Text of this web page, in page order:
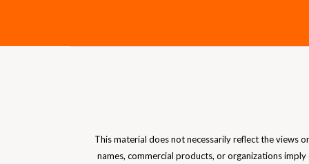
This material does not necessarily reflect the views
names, commercial products, or organizations